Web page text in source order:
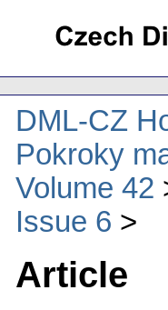
DML-CZ
Pokroky
Volume 42
Issue 6
Article